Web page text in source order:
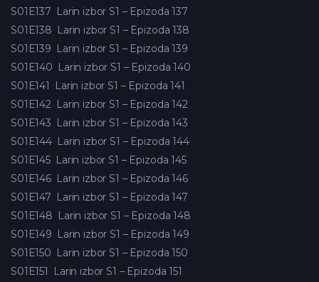
S01E137 Larin izbor S1 – Epizoda 137
S01E138 Larin izbor S1 – Epizoda 138
S01E139 Larin izbor S1 – Epizoda 139
S01E140 Larin izbor S1 – Epizoda 140
S01E141
Larin izbor S1 – Epizoda 141
S01E142 Larin izbor S1 – Epizoda 142
S01E143 Larin izbor S1 – Epizoda 143
S01E144 Larin izbor S1 – Epizoda 144
S01E145 Larin izbor S1 – Epizoda 145
S01E146 Larin izbor S1 – Epizoda 146
S01E147 Larin izbor S1 – Epizoda 147
S01E148 Larin izbor S1 – Epizoda 148
S01E149 Larin izbor S1 – Epizoda 149
S01E150 Larin izbor S1 – Epizoda 150
S01E151
Larin izbor S1 – Epizoda 151